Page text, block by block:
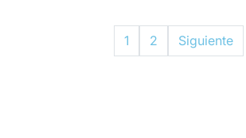
1 2 Siguiente